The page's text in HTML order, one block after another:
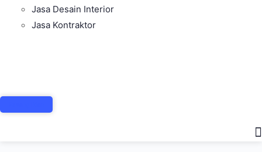
Jasa Desain Interior
Jasa Kontraktor